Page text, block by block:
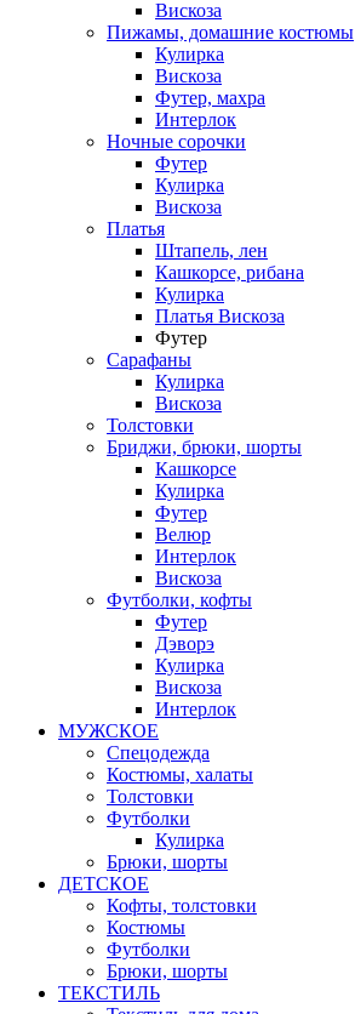
Вискоза
Пижамы, домашние костюмы
Кулирка
Вискоза
Футер, махра
Интерлок
Ночные сорочки
Футер
Кулирка
Вискоза
Платья
Штапель, лен
Кашкорсе, рибана
Кулирка
Платья Вискоза
Футер
Сарафаны
Кулирка
Вискоза
Толстовки
Бриджи, брюки, шорты
Кашкорсе
Кулирка
Футер
Велюр
Интерлок
Вискоза
Футболки, кофты
Футер
Дэворэ
Кулирка
Вискоза
Интерлок
МУЖСКОЕ
Спецодежда
Костюмы, халаты
Толстовки
Футболки
Кулирка
Брюки, шорты
ДЕТСКОЕ
Кофты, толстовки
Костюмы
Футболки
Брюки, шорты
ТЕКСТИЛЬ